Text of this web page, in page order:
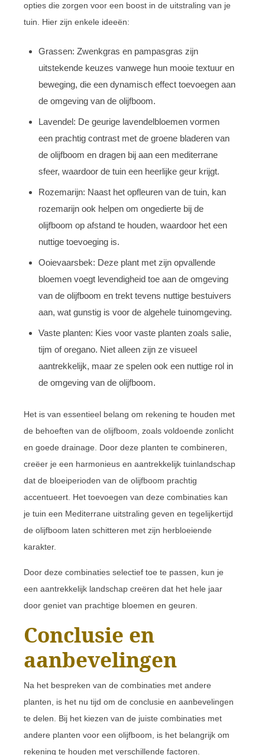
opties die zorgen voor een boost in de uitstraling van je
tuin. Hier zijn enkele ideeën:
Grassen: Zwenkgras en pampasgras zijn
uitstekende keuzes vanwege hun mooie textuur en
beweging, die een dynamisch effect toevoegen aan
de omgeving van de olijfboom.
Lavendel: De geurige lavendelbloemen vormen
een prachtig contrast met de groene bladeren van
de olijfboom en dragen bij aan een mediterrane
sfeer, waardoor de tuin een heerlijke geur krijgt.
Rozemarijn: Naast het opfleuren van de tuin, kan
rozemarijn ook helpen om ongedierte bij de
olijfboom op afstand te houden, waardoor het een
nuttige toevoeging is.
Ooievaarsbek: Deze plant met zijn opvallende
bloemen voegt levendigheid toe aan de omgeving
van de olijfboom en trekt tevens nuttige bestuivers
aan, wat gunstig is voor de algehele tuinomgeving.
Vaste planten: Kies voor vaste planten zoals salie,
tijm of oregano. Niet alleen zijn ze visueel
aantrekkelijk, maar ze spelen ook een nuttige rol in
de omgeving van de olijfboom.
Het is van essentieel belang om rekening te houden met
de behoeften van de olijfboom, zoals voldoende zonlicht
en goede drainage. Door deze planten te combineren,
creëer je een harmonieus en aantrekkelijk tuinlandschap
dat de bloeiperioden van de olijfboom prachtig
accentueert. Het toevoegen van deze combinaties kan
je tuin een Mediterrane uitstraling geven en tegelijkertijd
de olijfboom laten schitteren met zijn herbloeiende
karakter.
Door deze combinaties selectief toe te passen, kun je
een aantrekkelijk landschap creëren dat het hele jaar
door geniet van prachtige bloemen en geuren.
Conclusie en
aanbevelingen
Na het bespreken van de combinaties met andere
planten, is het nu tijd om de conclusie en aanbevelingen
te delen. Bij het kiezen van de juiste combinaties met
andere planten voor een olijfboom, is het belangrijk om
rekening te houden met verschillende factoren.